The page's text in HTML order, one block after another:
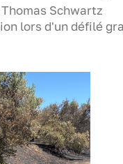
Schwartz
lors d'un défilé